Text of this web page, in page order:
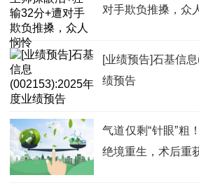
对手欺负推搡，众
[业绩预告]石基信
绩预告
气道仅剩“针眼”粗
绝境重生，术后重